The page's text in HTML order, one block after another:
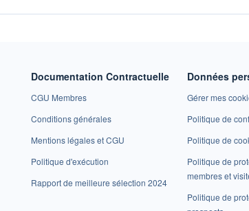
Documentation Contractuelle
CGU Membres
Conditions générales
Mentions légales et CGU
Politique d'exécution
Rapport de meilleure sélection 2024
Données
Gérer mes
Politique de
Politique de
Politique de
membres et
Politique de